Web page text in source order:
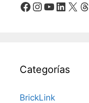
Facebook
Instagram
YouTube
X
Categorías
BrickLink